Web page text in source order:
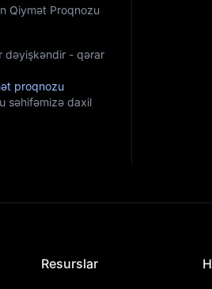
Qiymət Proqnozu
dəyişkəndir - qərar
proqnozu
səhifəmizə daxil
Resurslar